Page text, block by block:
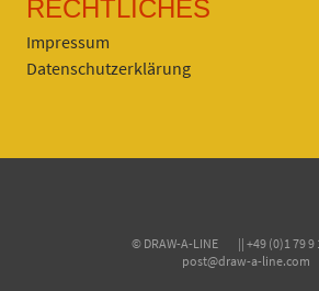
RECHTLICHES
Impressum
Datenschutzerklärung
© DRAW-A-LINE || +49 (0)1 79 9
post@draw-a-line.com